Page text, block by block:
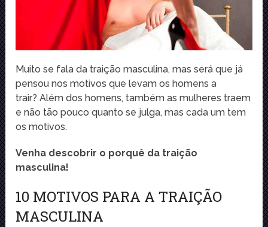
Muito se fala da traição masculina, mas será que já
pensou nos motivos que levam os homens a
trair? Além dos homens, também as mulheres traem
e não tão pouco quanto se julga, mas cada um tem
os motivos.
Venha descobrir o porquê da traição
masculina!
10 MOTIVOS PARA A TRAIÇÃO
MASCULINA